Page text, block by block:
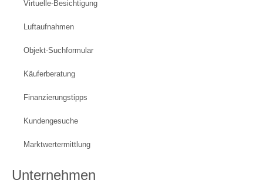
Virtuelle-Besichtigung
Luftaufnahmen
Objekt-Suchformular
Käuferberatung
Finanzierungstipps
Kundengesuche
Marktwertermittlung
Unternehmen